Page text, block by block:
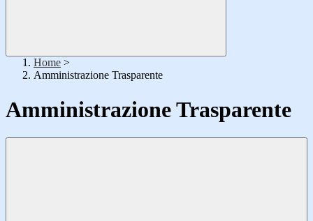
Home >
Amministrazione Trasparente
Amministrazione Trasparente